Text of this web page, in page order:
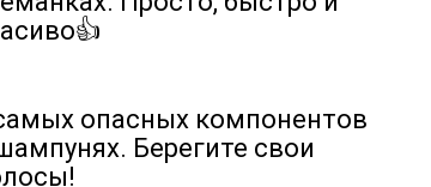
опасных компонентов
Берегите свои